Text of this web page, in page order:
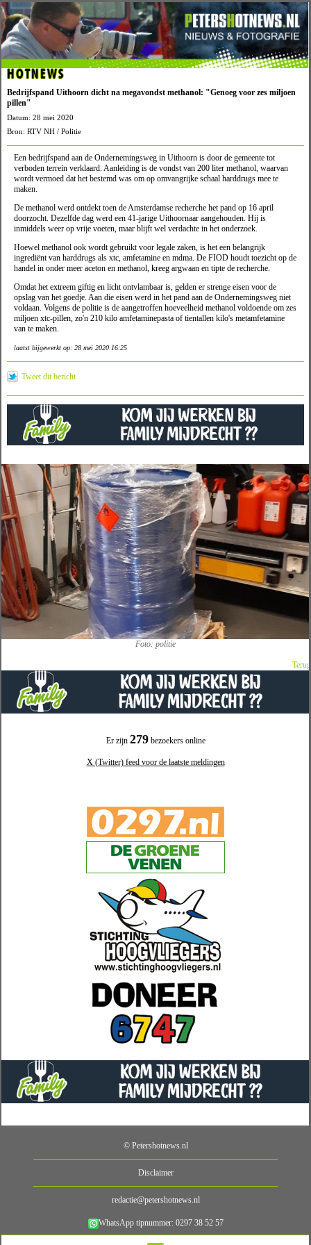
Er zijn 279bezoekers online
X (Twitter) feed voor de laatste meldingen
HOTNEWS
Bedrijfspand Uithoorn dicht na megavondst methanol: "Genoeg voor zes miljoen
pillen"
Datum: 28 mei 2020
Bron: RTV NH / Politie
Een bedrijfspand aan de Ondernemingsweg in Uithoorn is door de gemeente tot
verboden terrein verklaard. Aanleiding is de vondst van 200 liter methanol, waarvan
wordt vermoed dat het bestemd was om op omvangrijke schaal harddrugs mee te
maken.
De methanol werd ontdekt toen de Amsterdamse recherche het pand op 16 april
doorzocht. Dezelfde dag werd een 41-jarige Uithoornaar aangehouden. Hij is
inmiddels weer op vrije voeten, maar blijft wel verdachte in het onderzoek.
Hoewel methanol ook wordt gebruikt voor legale zaken, is het een belangrijk
ingrediënt van harddrugs als xtc, amfetamine en mdma. De FIOD houdt toezicht op de
handel in onder meer aceton en methanol, kreeg argwaan en tipte de recherche.
Omdat het extreem giftig en licht ontvlambaar is, gelden er strenge eisen voor de
opslag van het goedje. Aan die eisen werd in het pand aan de Ondernemingsweg niet
voldaan. Volgens de politie is de aangetroffen hoeveelheid methanol voldoende om zes
miljoen xtc-pillen, zo'n 210 kilo amfetaminepasta of tientallen kilo's metamfetamine
van te maken.
laatst bijgewerkt op: 28 mei 2020 16:25
Tweet dit bericht
Foto: politie
Terug
© Petershotnews.nl
Disclaimer
redactie@petershotnews.nl
WhatsApp tipnummer: 0297 38 52 57